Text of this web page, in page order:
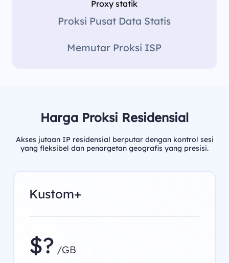
Proxy statik
Proksi Pusat Data Statis
Memutar Proksi ISP
Harga Proksi Residensial
Akses jutaan IP residensial berputar dengan kontrol sesi
yang fleksibel dan penargetan geografis yang presisi.
Kustom+
$? /GB